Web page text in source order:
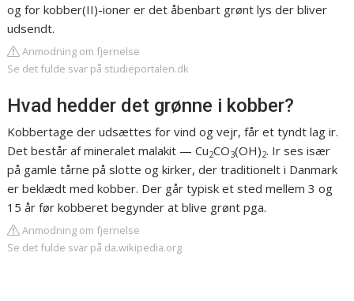
og for kobber(II)-ioner er det åbenbart grønt lys der bliver
udsendt.
Anmodning om fjernelse
Se det fulde svar på studieportalen.dk
Hvad hedder det grønne i kobber?
Kobbertage der udsættes for vind og vejr, får et tyndt lag ir.
Det består af mineralet malakit — Cu2CO3(OH)2. Ir ses især
på gamle tårne på slotte og kirker, der traditionelt i Danmark
er beklædt med kobber. Der går typisk et sted mellem 3 og
15 år før kobberet begynder at blive grønt pga.
Anmodning om fjernelse
Se det fulde svar på da.wikipedia.org